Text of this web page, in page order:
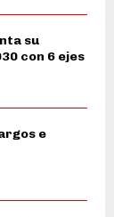
su
con 6 ejes
e